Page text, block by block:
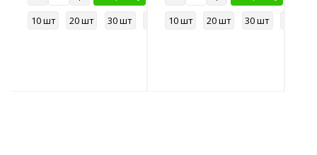
50 шт10 шт
20 шт 30 шт 50 шт10 шт
20 шт 30 шт